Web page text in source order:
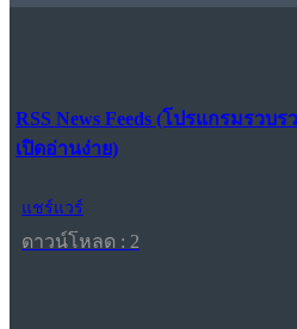
RSS News Feeds (โปรแกรมรว
เปิดอ่านง่าย)
แชร์แวร์
ดาวน์โหลด : 2